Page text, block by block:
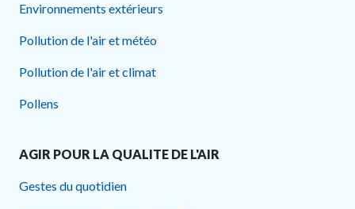
Environnements extérieurs
Pollution de l'air et météo
Pollution de l'air et climat
Pollens
AGIR POUR LA QUALITE DE L'AIR
Gestes du quotidien